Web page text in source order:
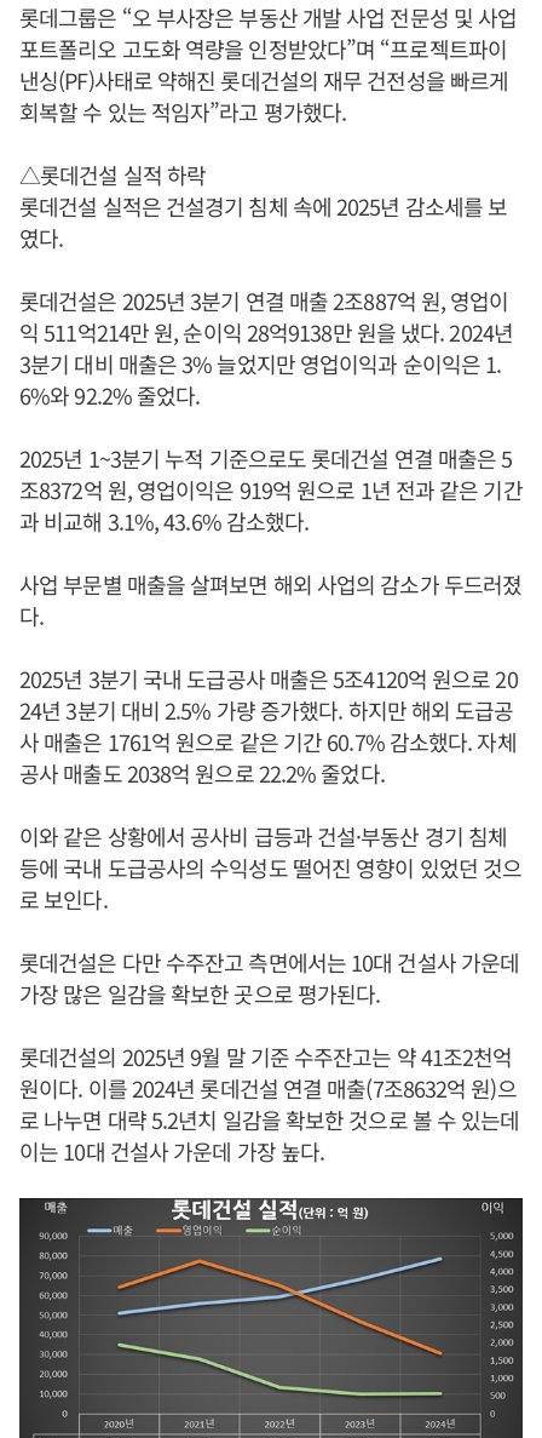
롯데그룹은 “오 부사장은 부동산 개발 사업 전문성 및 사업
포트폴리오 고도화 역량을 인정받았다”며 “프로젝트파이
낸싱(PF)사태로 약해진 롯데건설의 재무 건전성을 빠르게
회복할 수 있는 적임자”라고 평가했다.
△롯데건설 실적 하락
롯데건설 실적은 건설경기 침체 속에 2025년 감소세를 보
였다.
롯데건설은 2025년 3분기 연결 매출 2조887억 원, 영업이
익 511억214만 원, 순이익 28억9138만 원을 냈다. 2024년
3분기 대비 매출은 3% 늘었지만 영업이익과 순이익은 1.
6%와 92.2% 줄었다.
2025년 1~3분기 누적 기준으로도 롯데건설 연결 매출은 5
조8372억 원, 영업이익은 919억 원으로 1년 전과 같은 기간
과 비교해 3.1%, 43.6% 감소했다.
사업 부문별 매출을 살펴보면 해외 사업의 감소가 두드러졌
다.
2025년 3분기 국내 도급공사 매출은 5조4120억 원으로 20
24년 3분기 대비 2.5% 가량 증가했다. 하지만 해외 도급공
사 매출은 1761억 원으로 같은 기간 60.7% 감소했다. 자체
공사 매출도 2038억 원으로 22.2% 줄었다.
이와 같은 상황에서 공사비 급등과 건설·부동산 경기 침체
등에 국내 도급공사의 수익성도 떨어진 영향이 있었던 것으
로 보인다.
롯데건설은 다만 수주잔고 측면에서는 10대 건설사 가운데
가장 많은 일감을 확보한 곳으로 평가된다.
롯데건설의 2025년 9월 말 기준 수주잔고는 약 41조2천억
원이다. 이를 2024년 롯데건설 연결 매출(7조8632억 원)으
로 나누면 대략 5.2년치 일감을 확보한 것으로 볼 수 있는데
이는 10대 건설사 가운데 가장 높다.